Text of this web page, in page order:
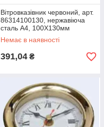
Вітровказівник червоний, арт.
86314100130, нержавіюча
сталь А4, 100X130мм
Немає в наявності
391,04 ₴